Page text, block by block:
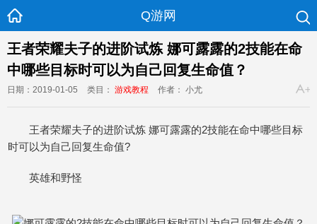
Q游网
王者荣耀夫子的进阶试炼 娜可露露的2技能在命
中哪些目标时可以为自己回复生命值？
日期：2019-01-05 类目： 游戏教程 作者： 小尤
王者荣耀夫子的进阶试炼 娜可露露的2技能在命中哪些目标
时可以为自己回复生命值?
英雄和野怪